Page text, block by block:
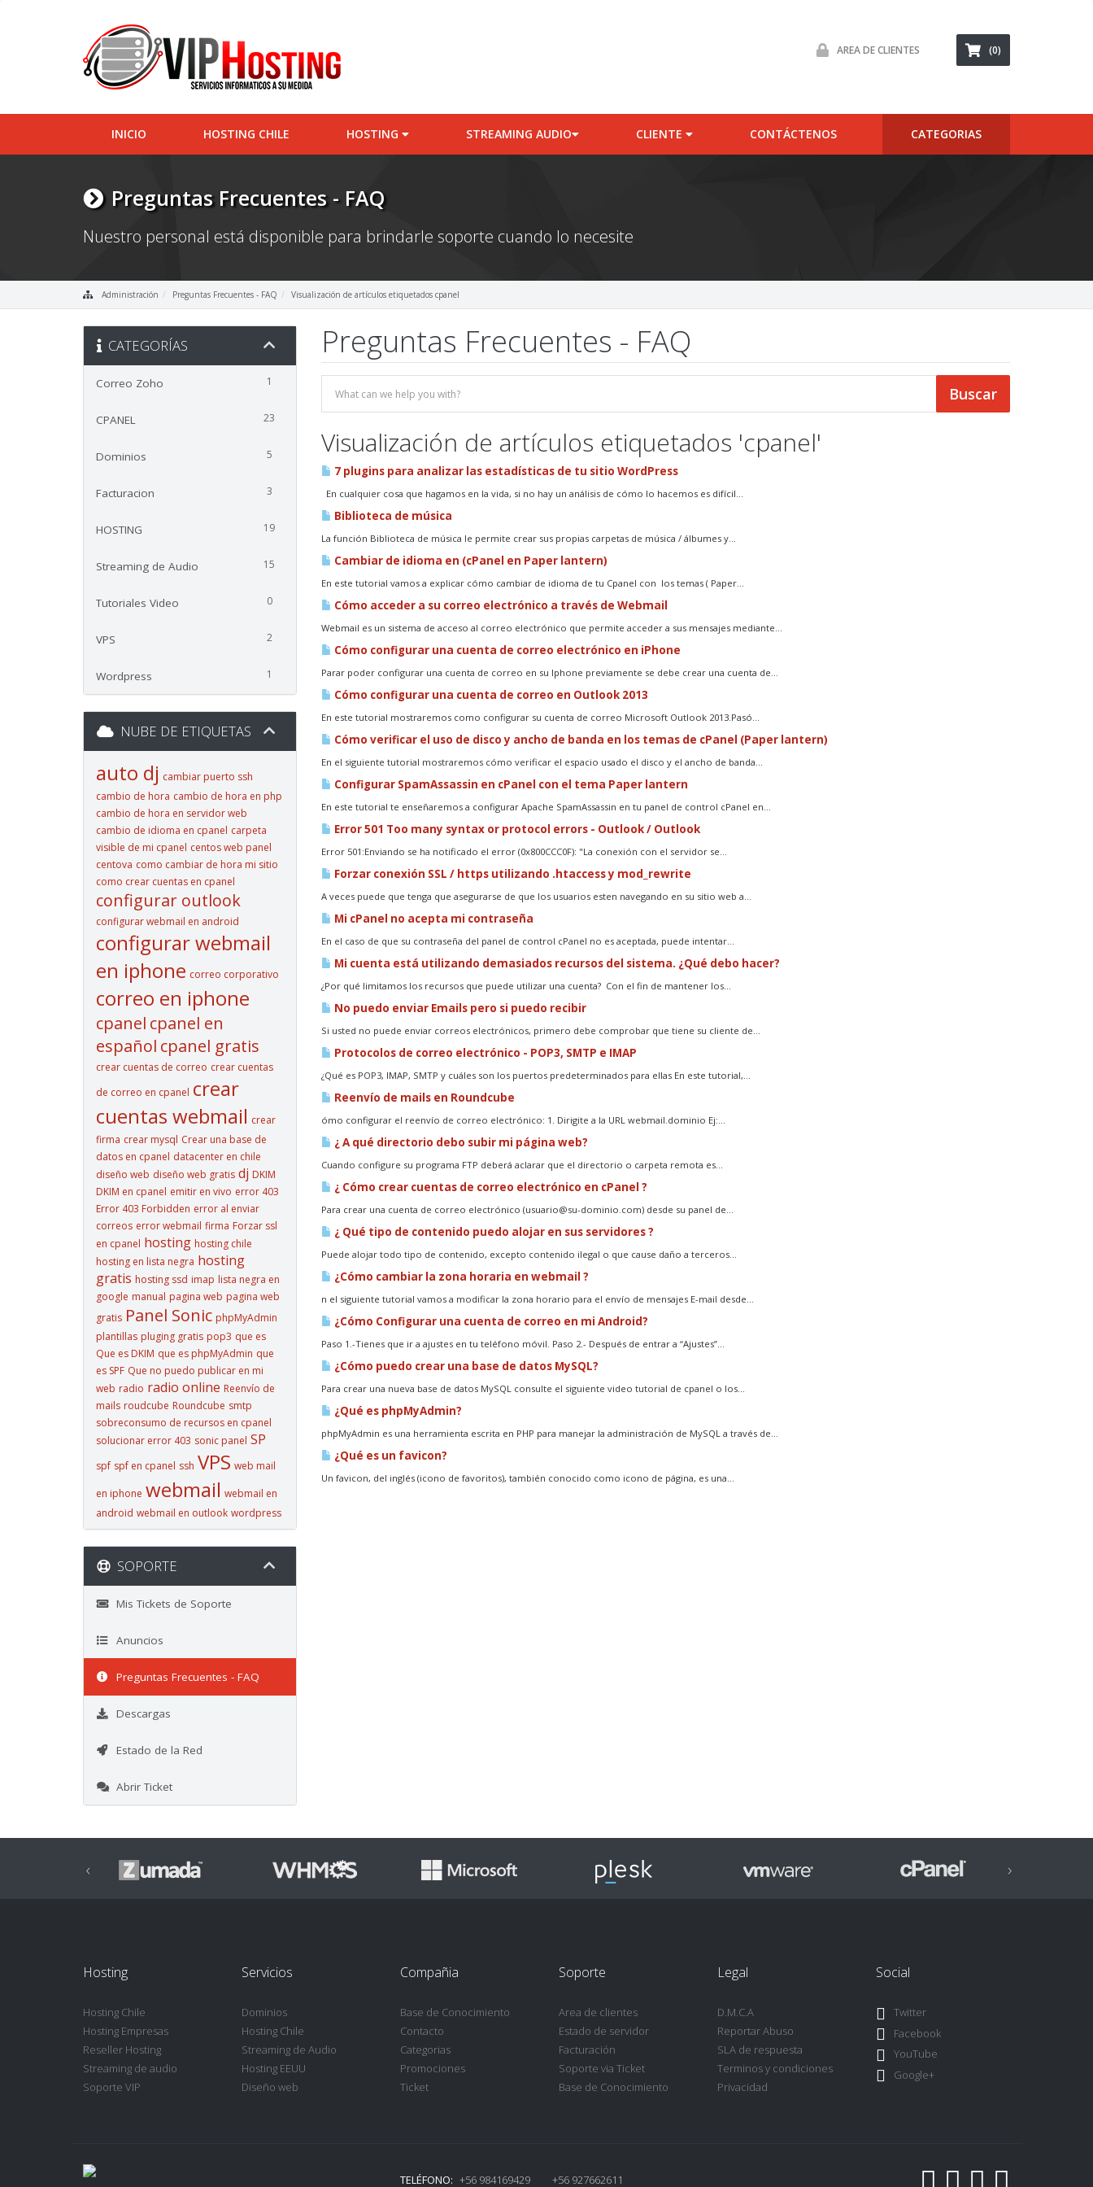
AREA DE CLIENTES (0)
INICIO HOSTING CHILE HOSTING STREAMING AUDIO CLIENTE CONTÁCTENOS CATEGORIAS
Preguntas Frecuentes - FAQ
Nuestro personal está disponible para brindarle soporte cuando lo necesite
Administración Preguntas Frecuentes - FAQ Visualización de artículos etiquetados cpanel
Preguntas Frecuentes - FAQ
CATEGORÍAS
1
Correo Zoho
23
CPANEL
5
Dominios
3
Facturacion
19
HOSTING
15
Streaming de Audio
0
Tutoriales Video
2
VPS
1
Wordpress
Visualización de artículos etiquetados 'cpanel'
7 plugins para analizar las estadísticas de tu sitio WordPress
En cualquier cosa que hagamos en la vida, si no hay un análisis de cómo lo hacemos es difícil...
Biblioteca de música
La función Biblioteca de música le permite crear sus propias carpetas de música / álbumes y...
Cambiar de idioma en (cPanel en Paper lantern)
En este tutorial vamos a explicar cómo cambiar de idioma de tu Cpanel con los temas ( Paper...
Cómo acceder a su correo electrónico a través de Webmail
Webmail es un sistema de acceso al correo electrónico que permite acceder a sus mensajes mediante...
Cómo configurar una cuenta de correo electrónico en iPhone
Parar poder configurar una cuenta de correo en su Iphone previamente se debe crear una cuenta de...
Cómo configurar una cuenta de correo en Outlook 2013
En este tutorial mostraremos como configurar su cuenta de correo Microsoft Outlook 2013.Pasó...
Cómo verificar el uso de disco y ancho de banda en los temas de cPanel (Paper lantern)
En el siguiente tutorial mostraremos cómo verificar el espacio usado el disco y el ancho de banda...
Configurar SpamAssassin en cPanel con el tema Paper lantern
En este tutorial te enseñaremos a configurar Apache SpamAssassin en tu panel de control cPanel en...
Error 501 Too many syntax or protocol errors - Outlook / Outlook
Error 501:Enviando se ha notificado el error (0x800CCC0F): "La conexión con el servidor se...
Forzar conexión SSL / https utilizando .htaccess y mod_rewrite
A veces puede que tenga que asegurarse de que los usuarios esten navegando en su sitio web a...
Mi cPanel no acepta mi contraseña
En el caso de que su contraseña del panel de control cPanel no es aceptada, puede intentar...
Mi cuenta está utilizando demasiados recursos del sistema. ¿Qué debo hacer?
¿Por qué limitamos los recursos que puede utilizar una cuenta? Con el fin de mantener los...
No puedo enviar Emails pero si puedo recibir
Si usted no puede enviar correos electrónicos, primero debe comprobar que tiene su cliente de...
Protocolos de correo electrónico - POP3, SMTP e IMAP
¿Qué es POP3, IMAP, SMTP y cuáles son los puertos predeterminados para ellas En este tutorial,...
Reenvío de mails en Roundcube
ómo configurar el reenvío de correo electrónico: 1. Dirigite a la URL webmail.dominio Ej:...
¿ A qué directorio debo subir mi página web?
Cuando configure su programa FTP deberá aclarar que el directorio o carpeta remota es...
¿ Cómo crear cuentas de correo electrónico en cPanel ?
Para crear una cuenta de correo electrónico (usuario@su-dominio.com) desde su panel de...
¿ Qué tipo de contenido puedo alojar en sus servidores ?
Puede alojar todo tipo de contenido, excepto contenido ilegal o que cause daño a terceros...
¿Cómo cambiar la zona horaria en webmail ?
n el siguiente tutorial vamos a modificar la zona horario para el envío de mensajes E-mail desde...
¿Cómo Configurar una cuenta de correo en mi Android?
Paso 1.-Tienes que ir a ajustes en tu teléfono móvil. Paso 2.- Después de entrar a “Ajustes”...
¿Cómo puedo crear una base de datos MySQL?
Para crear una nueva base de datos MySQL consulte el siguiente video tutorial de cpanel o los...
¿Qué es phpMyAdmin?
phpMyAdmin es una herramienta escrita en PHP para manejar la administración de MySQL a través de...
¿Qué es un favicon?
Un favicon, del inglés (icono de favoritos), también conocido como icono de página, es una...
NUBE DE ETIQUETAS
auto dj cambiar puerto ssh
cambio de hora cambio de hora en php
cambio de hora en servidor web
cambio de idioma en cpanel carpeta
visible de mi cpanel centos web panel
centova como cambiar de hora mi sitio
como crear cuentas en cpanel
configurar outlook
configurar webmail en android
configurar webmail
en iphone correo corporativo
correo en iphone
cpanel cpanel en
español cpanel gratis
crear cuentas de correo crear cuentas
de correo en cpanel crear
cuentas webmail crear
firma crear mysql Crear una base de
datos en cpanel datacenter en chile
diseño web diseño web gratis dj DKIM
DKIM en cpanel emitir en vivo error 403
Error 403 Forbidden error al enviar
correos error webmail firma Forzar ssl
en cpanel hosting hosting chile
hosting en lista negra hosting
gratis hosting ssd imap lista negra en
google manual pagina web pagina web
gratis Panel Sonic phpMyAdmin
plantillas pluging gratis pop3 que es
Que es DKIM que es phpMyAdmin que
es SPF Que no puedo publicar en mi
web radio radio online Reenvío de
mails roudcube Roundcube smtp
sobreconsumo de recursos en cpanel
solucionar error 403 sonic panel SP
spf spf en cpanel ssh VPS web mail
en iphone webmail webmail en
android webmail en outlook wordpress
SOPORTE
Mis Tickets de Soporte
Anuncios
Preguntas Frecuentes - FAQ
Descargas
Estado de la Red
Abrir Ticket
‹ ›
Hosting
Hosting Chile
Hosting Empresas
Reseller Hosting
Streaming de audio
Soporte VIP
Servicios
Dominios
Hosting Chile
Streaming de Audio
Hosting EEUU
Diseño web
Compañia
Base de Conocimiento
Contacto
Categorias
Promociones
Ticket
Soporte
Area de clientes
Estado de servidor
Facturación
Soporte via Ticket
Base de Conocimiento
Legal
D.M.C.A
Reportar Abuso
SLA de respuesta
Terminos y condiciones
Privacidad
Social
Twitter
Facebook
YouTube
Google+
TELÉFONO: +56 984169429 +56 927662611